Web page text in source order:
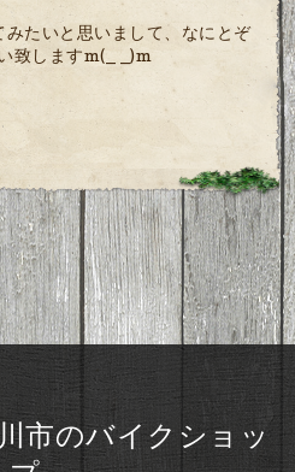
たいと思いまして、なにとぞ
致しますm(_ _)m
市のバイクショッ